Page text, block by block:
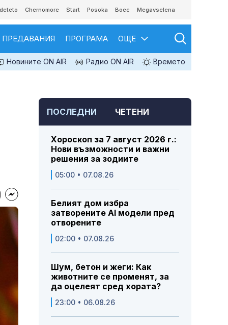
Chernomore Start Posoka Boec Megavselena
ПРЕДАВАНИЯ ПРОГРАМА ОЩЕ
Новините ON AIR Радио ON AIR Времето
ПОСЛЕДНИ ЧЕТЕНИ
Хороскоп за 7 август 2026 г.:
Нови възможности и важни
решения за зодиите
05:00 • 07.08.26
Белият дом избра
затворените AI модели пред
отворените
02:00 • 07.08.26
Шум, бетон и жеги: Как
животните се променят, за
да оцелеят сред хората?
23:00 • 06.08.26